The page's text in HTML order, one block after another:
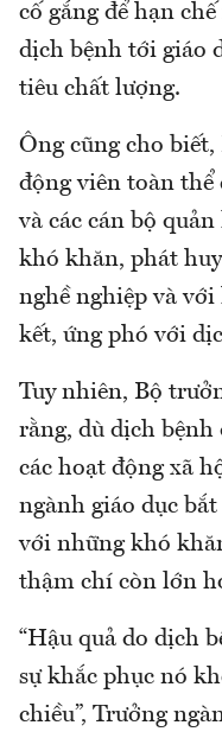
cố gắng để hạn
dịch bệnh tới giáo
tiêu chất lượng.
Ông cũng cho
động viên toàn thể
và các cán bộ
khó khăn, phát
nghề nghiệp và
kết, ứng phó với
Tuy nhiên, Bộ
rằng, dù dịch bệnh
các hoạt động xã
ngành giáo dục
với những khó
thậm chí còn lớn
“Hậu quả do dịch
sự khắc phục nó
chiều”, Trưởng